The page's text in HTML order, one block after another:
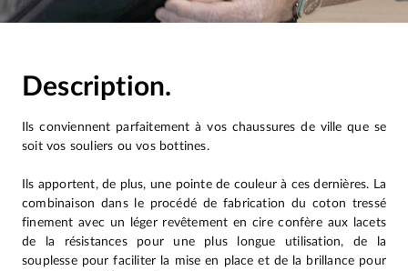
Description.
Ils conviennent parfaitement à vos chaussures de ville que se
soit vos souliers ou vos bottines.
Ils apportent, de plus, une pointe de couleur à ces dernières. La
combinaison dans le procédé de fabrication du coton tressé
finement avec un léger revêtement en cire confère aux lacets
de la résistances pour une plus longue utilisation, de la
souplesse pour faciliter la mise en place et de la brillance pour